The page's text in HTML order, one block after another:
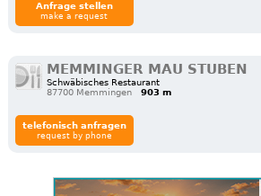
Anfrage stellen
make a request
MEMMINGER MAU STUBEN
Schwäbisches Restaurant
87700 Memmingen
903 m
telefonisch anfragen
request by phone